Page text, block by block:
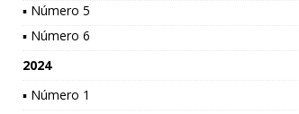
▪ Número 5
▪ Número 6
2024
▪ Número 1